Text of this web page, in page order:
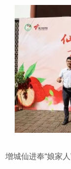
增城仙进奉“娘家